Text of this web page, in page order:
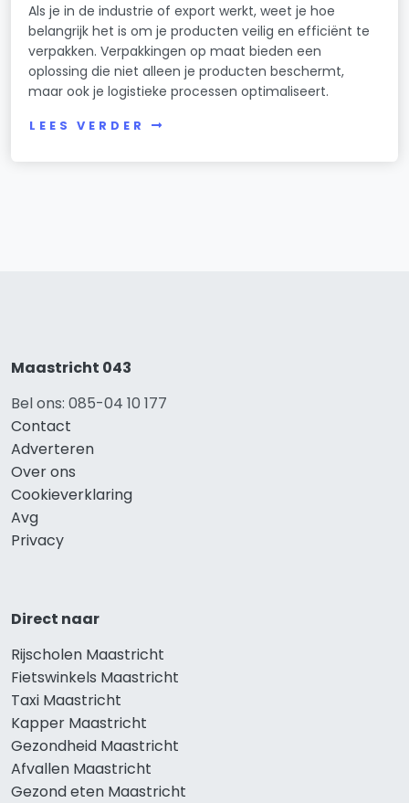
Als je in de industrie of export werkt, weet je hoe
belangrijk het is om je producten veilig en efficiënt te
verpakken. Verpakkingen op maat bieden een
oplossing die niet alleen je producten beschermt,
maar ook je logistieke processen optimaliseert.
LEES VERDER
Maastricht 043
Bel ons: 085-04 10 177
Contact
Adverteren
Over ons
Cookieverklaring
Avg
Privacy
Direct naar
Rijscholen Maastricht
Fietswinkels Maastricht
Taxi Maastricht
Kapper Maastricht
Gezondheid Maastricht
Afvallen Maastricht
Gezond eten Maastricht